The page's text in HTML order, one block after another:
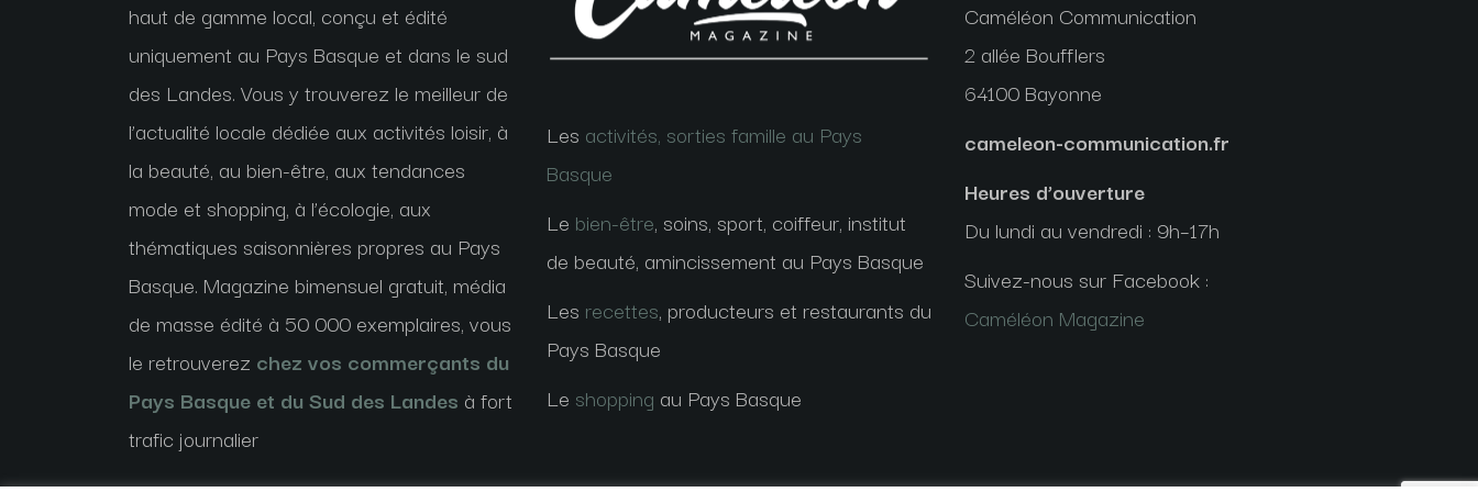
haut de gamme local, conçu et édité
uniquement au Pays Basque et dans le sud
des Landes. Vous y trouverez le meilleur de
l’actualité locale dédiée aux activités loisir, à
la beauté, au bien-être, aux tendances
mode et shopping, à l’écologie, aux
thématiques saisonnières propres au Pays
Basque. Magazine bimensuel gratuit, média
de masse édité à 50 000 exemplaires, vous
le retrouverez chez vos commerçants du
Pays Basque et du Sud des Landes à fort
trafic journalier
Les activités, sorties famille au Pays
Basque
Le bien-être, soins, sport, coiffeur, institut
de beauté, amincissement au Pays Basque
Les recettes, producteurs et restaurants du
Pays Basque
Le shopping au Pays Basque
Caméléon Communication
2 allée Boufflers
64100 Bayonne
cameleon-communication.fr
Heures d’ouverture
Du lundi au vendredi : 9h–17h
Suivez-nous sur Facebook :
Caméléon Magazine